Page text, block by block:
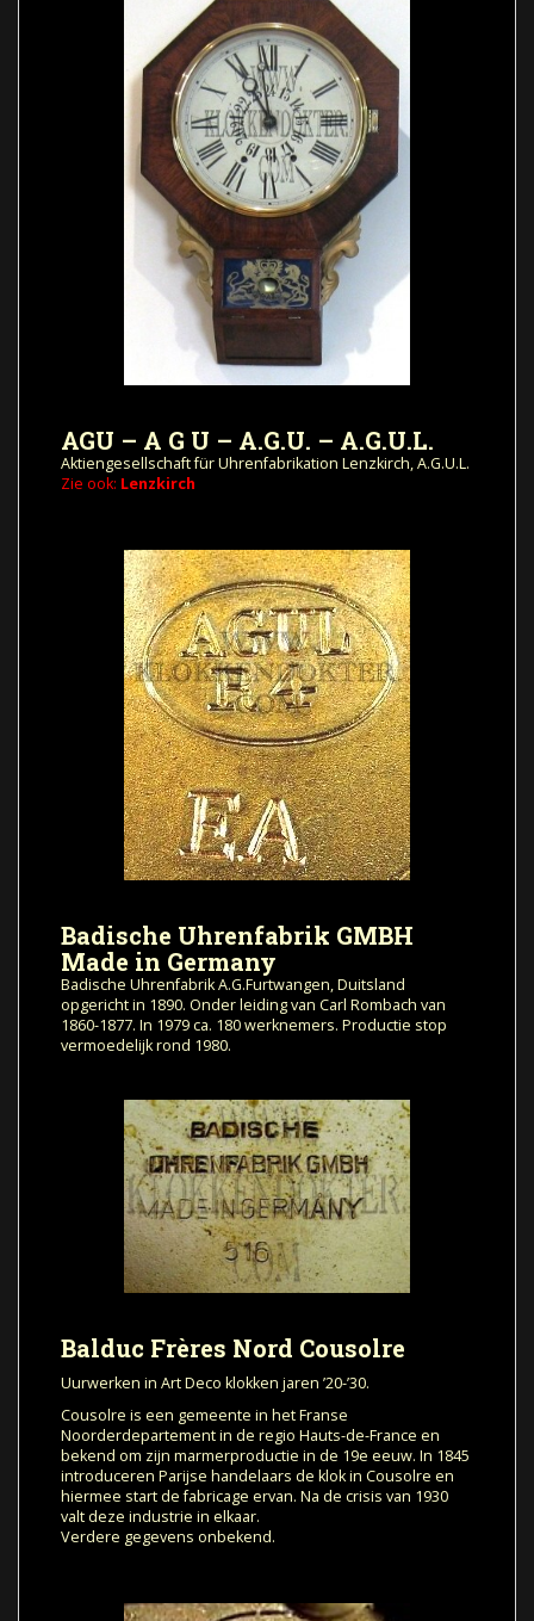
AGU – A G U – A.G.U. – A.G.U.L.
Aktiengesellschaft für Uhrenfabrikation Lenzkirch, A.G.U.L.
Zie ook: Lenzkirch
Badische Uhrenfabrik GMBH
Made in Germany
Badische Uhrenfabrik A.G.Furtwangen, Duitsland
opgericht in 1890. Onder leiding van Carl Rombach van
1860-1877. In 1979 ca. 180 werknemers. Productie stop
vermoedelijk rond 1980.
Balduc Frères Nord Cousolre
Uurwerken in Art Deco klokken jaren ’20-’30.
Cousolre is een gemeente in het Franse
Noorderdepartement in de regio Hauts-de-France en
bekend om zijn marmerproductie in de 19e eeuw. In 1845
introduceren Parijse handelaars de klok in Cousolre en
hiermee start de fabricage ervan. Na de crisis van 1930
valt deze industrie in elkaar.
Verdere gegevens onbekend.